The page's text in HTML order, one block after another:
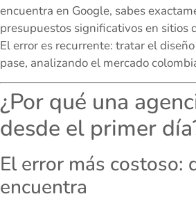
encuentra en Google, sabes
presupuestos significativos en
El error es recurrente: tratar el
pase, analizando el mercado
¿Por qué una
desde el primer
El error más costoso:
encuentra